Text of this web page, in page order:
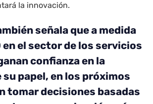
la innovación.
señala que a medida
en el sector de los servicios
confianza en la
papel, en los próximos
tomar decisiones basadas